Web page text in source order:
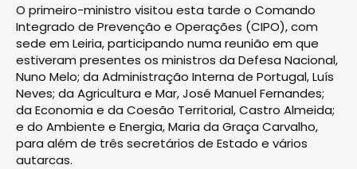
O primeiro-ministro visitou esta tarde o Comando
Integrado de Prevenção e Operações (CIPO), com
sede em Leiria, participando numa reunião em que
estiveram presentes os ministros da Defesa Nacional,
Nuno Melo; da Administração Interna de Portugal, Luís
Neves; da Agricultura e Mar, José Manuel Fernandes;
da Economia e da Coesão Territorial, Castro Almeida;
e do Ambiente e Energia, Maria da Graça Carvalho,
para além de três secretários de Estado e vários
autarcas.